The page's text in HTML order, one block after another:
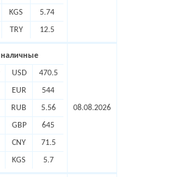
KGS 5.74
TRY 12.5
наличные
USD 470.5
EUR 544
RUB 5.56
GBP 645
CNY 71.5
KGS 5.7
08.08.2026